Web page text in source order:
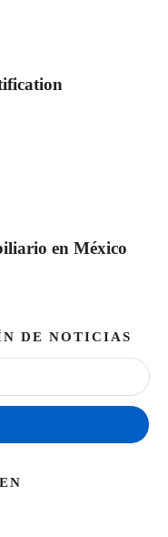
en México
DE NOTICIAS